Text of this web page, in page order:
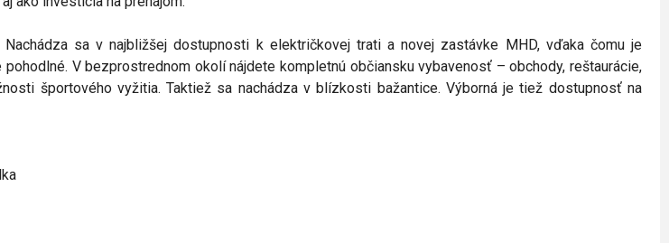
Nachádza sa v najbližšej dostupnosti k električkovej trati a novej zastávke MHD, vďaka čomu je
V bezprostrednom okolí nájdete kompletnú občiansku vybavenosť – obchody, reštaurácie,
športového vyžitia. Taktiež sa nachádza v blízkosti bažantice. Výborná je tiež dostupnosť na